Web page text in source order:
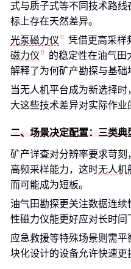
式与质子式等不同技术路
标上存在天然差异。
光泵磁力仪
凭借更高采样
磁力仪
的稳定性在油气
解释了为何矿产勘探与基础
当无人机平台成为新选择
大这些技术差异对实际作业
二、场景决定配置：三类典
矿产详查对分辨率要求苛
高频采样能力，这时无人机
而可能成为短板。
油气田勘探更关注数据连
性磁力仪能更好应对长时间
应急救援等特殊场景则需
块化设计的设备允许快速更